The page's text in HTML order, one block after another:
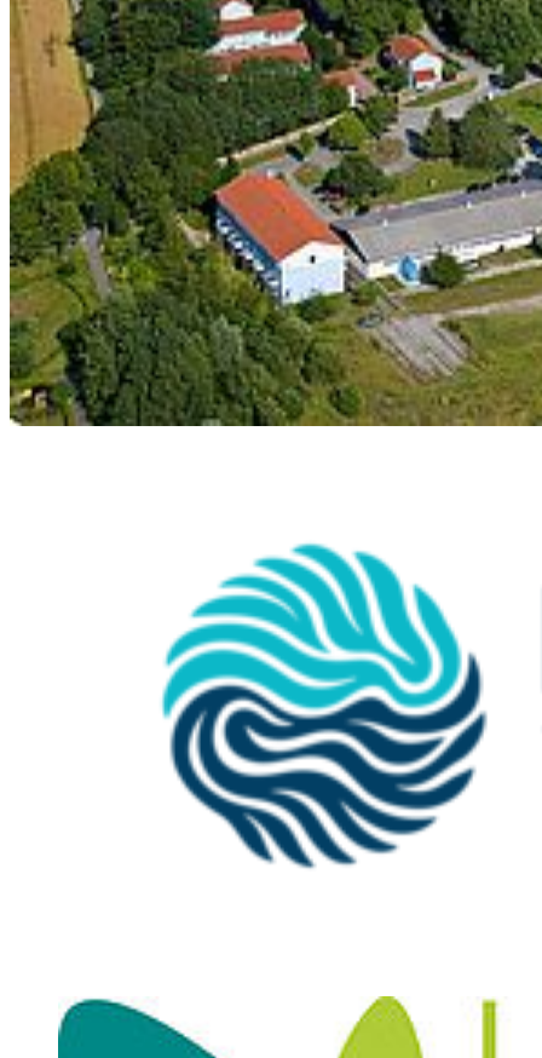
Login
Dienstleistungsportal "e-HOST"
Studien- und Prüfungsportal (SuP)
B-ite
Webmailer
Moodle
Zeiterfassung